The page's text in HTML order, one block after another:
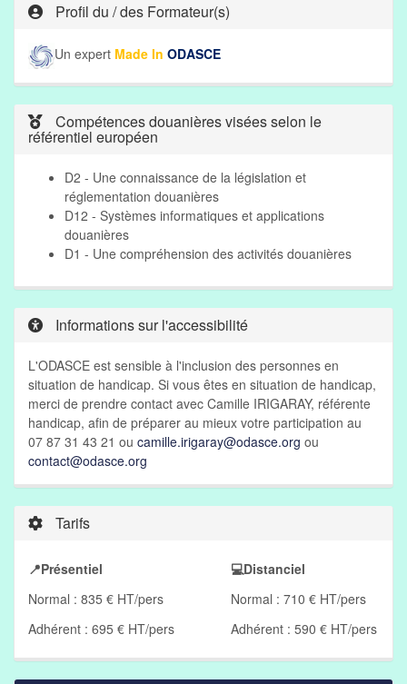
Profil du / des Formateur(s)
Un expert Made In ODASCE
Compétences douanières visées selon le
référentiel européen
D2 - Une connaissance de la législation et
réglementation douanières
D12 - Systèmes informatiques et applications
douanières
D1 - Une compréhension des activités douanières
Informations sur l'accessibilité
L'ODASCE est sensible à l'inclusion des personnes en
situation de handicap. Si vous êtes en situation de handicap,
merci de prendre contact avec Camille IRIGARAY, référente
handicap, afin de préparer au mieux votre participation au
07 87 31 43 21 ou camille.irigaray@odasce.org ou
contact@odasce.org
Tarifs
📍Présentiel
💻Distanciel
Normal : 835 € HT/pers
Normal : 710 € HT/pers
Adhérent : 695 € HT/pers
Adhérent : 590 € HT/pers